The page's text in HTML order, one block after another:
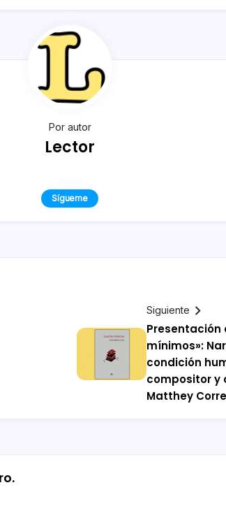
Por autor
Lector
Sígueme
Siguiente
Presentación
mínimos»:
condición
compositor y
Matthey